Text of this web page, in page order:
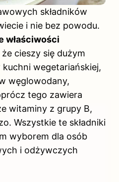
składników
i nie bez powodu.
właściwości
cieszy się dużym
wegetariańskiej,
węglowodany,
tego zawiera
witaminy z grupy B,
Wszystkie te składniki
wyborem dla osób
i odżywczych